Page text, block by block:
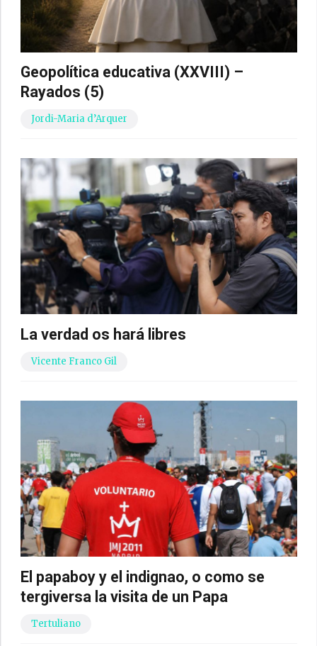
Geopolítica educativa (XXVIII) –
Rayados (5)
Jordi-Maria d’Arquer
La verdad os hará libres
Vicente Franco Gil
El papaboy y el indignao, o como se
tergiversa la visita de un Papa
Tertuliano